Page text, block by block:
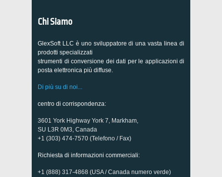
Chi Siamo
GlexSoft LLC è uno sviluppatore di una vasta linea di
prodotti specializzati
strumenti di conversione dei dati per le applicazioni di
posta elettronica più diffuse.
Di più su di noi...
centro di corrispondenza:
3601 York Highway York 7, Markham,
SU L3R 0M3, Canada
+1 (303) 474-7570 (Telefono / Fax)
Richiesta di informazioni commerciali:
+1 (888) 317-4868 (USA / Canada numero verde)